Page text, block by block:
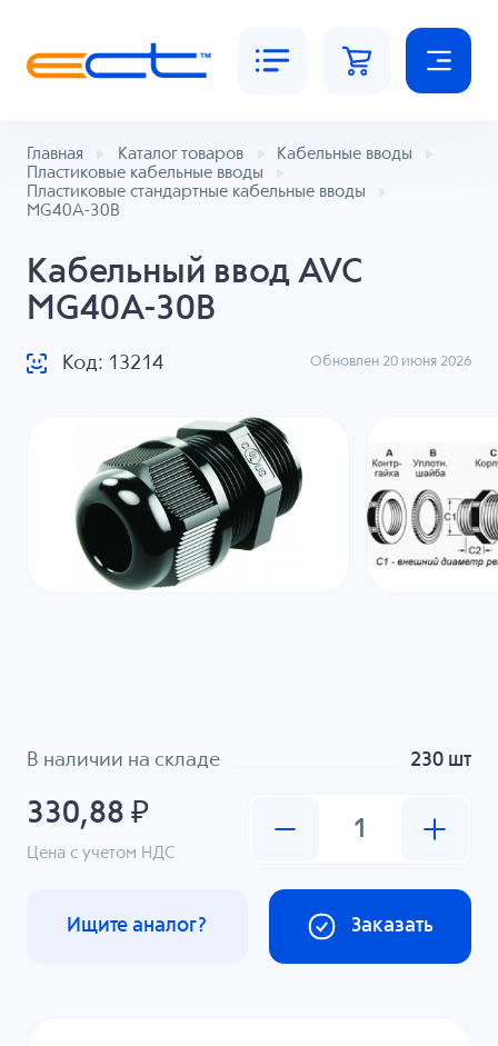
Главная Каталог товаров
Кабельные вводы
Пластиковые кабельные вводы
Пластиковые стандартные кабельные вводы
MG40A-30B
Кабельный ввод AVC
MG40A-30B
Код: 13214 Обновлен 20 июня 2026
В наличии на складе 230 шт
330,88 ₽
Цена с учетом НДС
Заказать
Ищите аналог?